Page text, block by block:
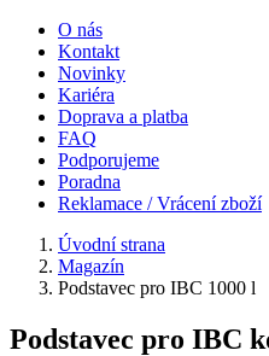
O nás
Kontakt
Novinky
Kariéra
Doprava a platba
FAQ
Podporujeme
Poradna
Reklamace / Vrácení zboží
Úvodní strana
Magazín
Podstavec pro IBC 1000 l
Podstavec pro IBC